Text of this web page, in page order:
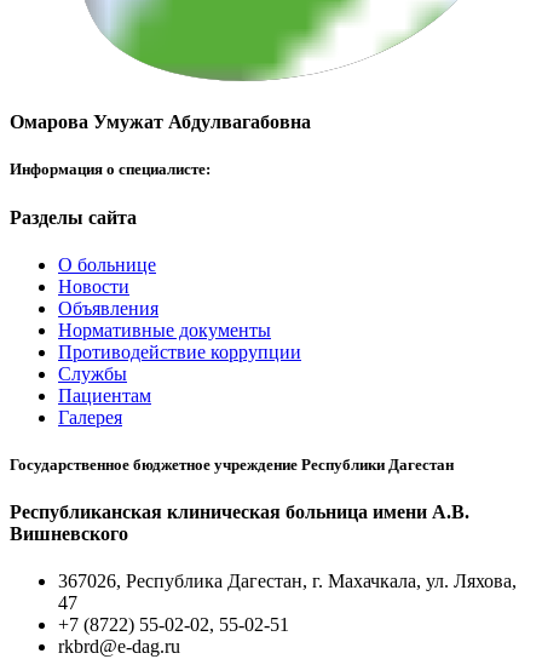
Омарова Умужат Абдулвагабовна
Информация о специалисте:
Разделы сайта
О больнице
Новости
Объявления
Нормативные документы
Противодействие коррупции
Службы
Пациентам
Галерея
Государственное бюджетное учреждение Республики Дагестан
Республиканская клиническая больница имени А.В.
Вишневского
367026, Республика Дагестан, г. Махачкала, ул. Ляхова,
47
+7 (8722) 55-02-02, 55-02-51
rkbrd@e-dag.ru